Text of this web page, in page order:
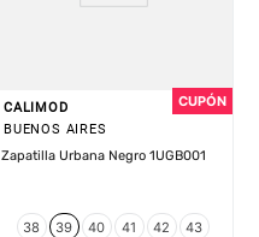
CALIMOD
BUENOS AIRES
Zapatilla Urbana Negro 1UGB001
38 39 40 41 42 43